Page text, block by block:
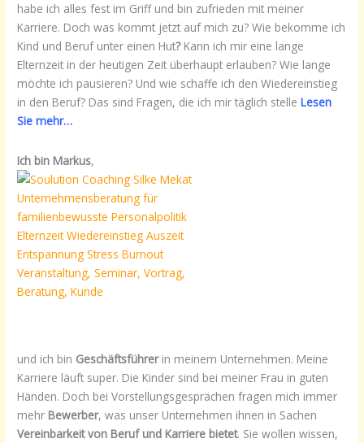
habe ich alles fest im Griff und bin zufrieden mit meiner
Karriere. Doch was kommt jetzt auf mich zu? Wie bekomme ich
Kind und Beruf unter einen Hut?Kann ich mir eine lange
Elternzeit in der heutigen Zeit überhaupt erlauben? Wie lange
möchte ich pausieren? Und wie schaffe ich den Wiedereinstieg
in den Beruf? Das sind Fragen, die ich mir täglich stelleLesen
Sie mehr…
Ich bin Markus,
und ich bin Geschäftsführer in meinem Unternehmen. Meine
Karriere läuft super. Die Kinder sind bei meiner Frau in guten
Händen. Doch bei Vorstellungsgesprächen fragen mich immer
mehr Bewerber, was unser Unternehmen ihnen in Sachen
Vereinbarkeit von Beruf und Karriere bietet. Sie wollen wissen,